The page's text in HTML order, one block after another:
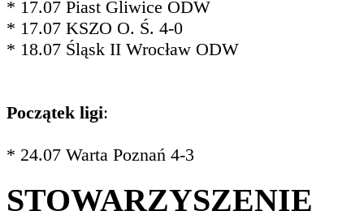
* 17.07 Piast Gliwice ODW
* 17.07 KSZO O. Ś. 4-0
* 18.07 Śląsk II Wrocław ODW
Początek ligi:
* 24.07 Warta Poznań 4-3
STOWARZYSZENIE